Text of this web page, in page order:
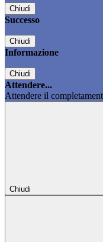
Chiudi
Successo
Chiudi
Informazione
Chiudi
Attendere...
Attendere il
Chiudi